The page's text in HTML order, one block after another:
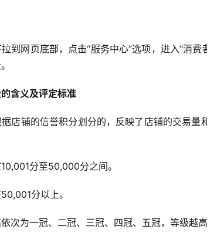
到网页底部，点击“服务中心”选项，进入“消费
含义及评定标准
店铺的信誉积分划分的，反映了店铺的交易
分至50,000分之间。
分以上。
次为一冠、二冠、三冠、四冠、五冠，等级越